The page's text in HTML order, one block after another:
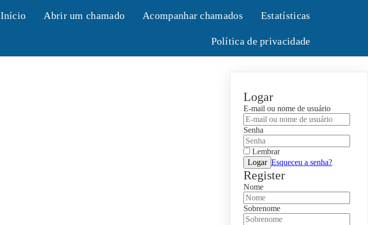
Início Abrir um chamado Acompanhar chamados Estatísticas
Política de privacidade
Logar
E-mail ou nome de usuário
Senha
Lembrar
Logar Esqueceu a senha?
Register
Nome
Sobrenome